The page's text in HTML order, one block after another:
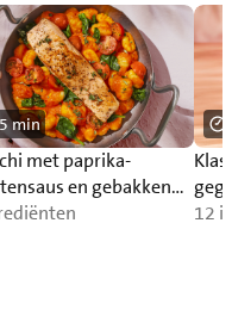
met paprika-
en gebakken
min
12